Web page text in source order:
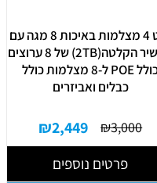
קיט 4 מצלמות באיכות 8 מגה עם
מכשיר הקלטה(2TB) של 8 ערוצים
כולל POE ל-8 מצלמות כולל
כבלים ואביזרים
₪3,000
₪2,449
פרטים נוספים